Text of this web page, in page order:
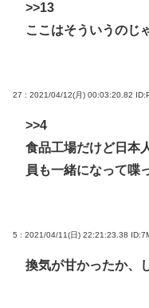
>>13
ここはそういうのじ
27 : 2021/04/12(月) 00:03:20.82
>>4
食品工場だけど日本
員も一緒になって喋
5 : 2021/04/11(日) 22:21:23.38
換気が甘かったか、